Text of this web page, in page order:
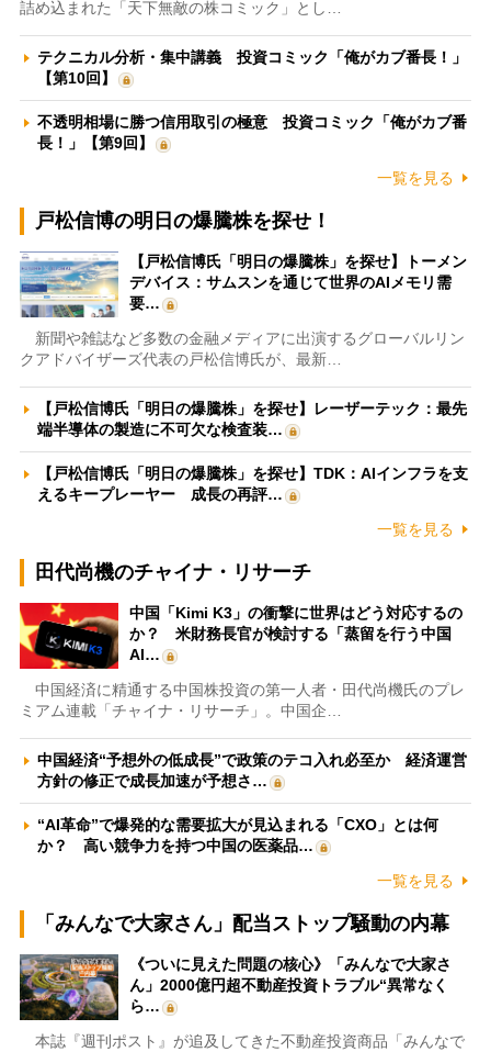
詰め込まれた「天下無敵の株コミック」とし…
テクニカル分析・集中講義 投資コミック「俺がカブ番長！」
【第10回】
不透明相場に勝つ信用取引の極意 投資コミック「俺がカブ番
長！」【第9回】
一覧を見る
戸松信博の明日の爆騰株を探せ！
【戸松信博氏「明日の爆騰株」を探せ】トーメン
デバイス：サムスンを通じて世界のAIメモリ需
要…
新聞や雑誌など多数の金融メディアに出演するグローバルリン
クアドバイザーズ代表の戸松信博氏が、最新…
【戸松信博氏「明日の爆騰株」を探せ】レーザーテック：最先
端半導体の製造に不可欠な検査装…
【戸松信博氏「明日の爆騰株」を探せ】TDK：AIインフラを支
えるキープレーヤー 成長の再評…
一覧を見る
田代尚機のチャイナ・リサーチ
中国「Kimi K3」の衝撃に世界はどう対応するの
か？ 米財務長官が検討する「蒸留を行う中国
AI…
中国経済に精通する中国株投資の第一人者・田代尚機氏のプレ
ミアム連載「チャイナ・リサーチ」。中国企…
中国経済“予想外の低成長”で政策のテコ入れ必至か 経済運営
方針の修正で成長加速が予想さ…
“AI革命”で爆発的な需要拡大が見込まれる「CXO」とは何
か？ 高い競争力を持つ中国の医薬品…
一覧を見る
「みんなで大家さん」配当ストップ騒動の内幕
《ついに見えた問題の核心》「みんなで大家さ
ん」2000億円超不動産投資トラブル“異常なく
ら…
本誌『週刊ポスト』が追及してきた不動産投資商品「みんなで